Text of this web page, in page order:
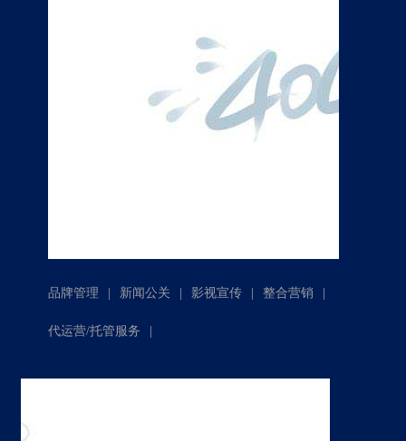
品牌管理 | 新闻公关 | 影视宣传 | 整合营销 |
代运营/托管服务 |